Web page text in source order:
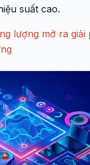
suất cao.
lượng mở ra giải